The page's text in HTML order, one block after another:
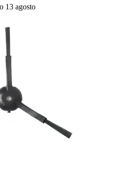
13 agosto